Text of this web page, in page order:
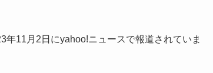
年11月2日にyahoo!ニュースで報道されていま